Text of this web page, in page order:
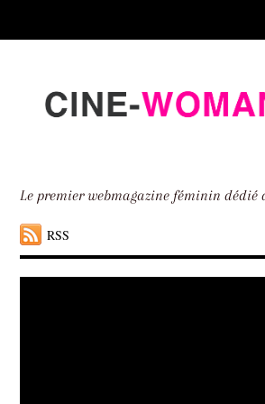
down
Le premier webmagazine féminin dédié
RSS